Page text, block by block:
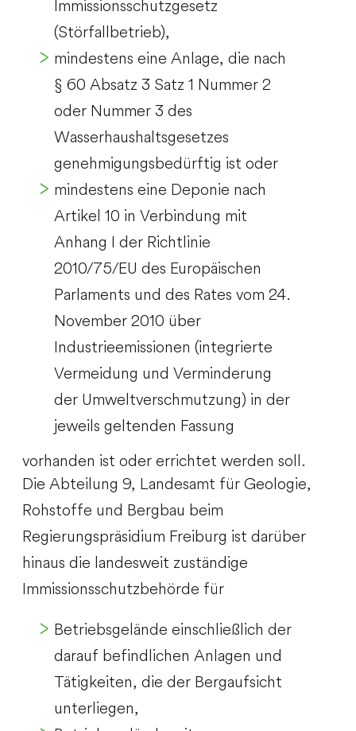
Immissionsschutzgesetz
(Störfallbetrieb),
mindestens eine Anlage, die nach
§ 60 Absatz 3 Satz 1 Nummer 2
oder Nummer 3 des
Wasserhaushaltsgesetzes
genehmigungsbedürftig ist oder
mindestens eine Deponie nach
Artikel 10 in Verbindung mit
Anhang I der Richtlinie
2010/75/EU des Europäischen
Parlaments und des Rates vom 24.
November 2010 über
Industrieemissionen (integrierte
Vermeidung und Verminderung
der Umweltverschmutzung) in der
jeweils geltenden Fassung
vorhanden ist oder errichtet werden soll.
Die Abteilung 9, Landesamt für Geologie,
Rohstoffe und Bergbau beim
Regierungspräsidium Freiburg ist darüber
hinaus die landesweit zuständige
Immissionsschutzbehörde für
Betriebsgelände einschließlich der
darauf befindlichen Anlagen und
Tätigkeiten, die der Bergaufsicht
unterliegen,